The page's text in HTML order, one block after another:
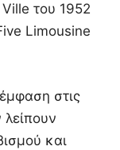
του 1952
Limousine
στις
και